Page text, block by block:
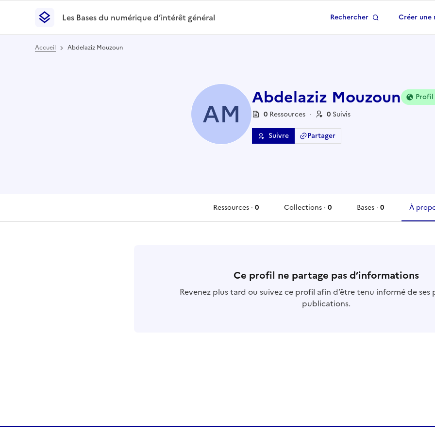
Les Bases du numérique d’intérêt général- Retour à la page d'accueil
Les Bases du numérique d’intérêt général
Rechercher Créer une
Accueil Abdelaziz Mouzoun
AM Abdelaziz Mouzoun
0 Ressources · 0 Suivis
Suivre Partager
Ressources · 0
Collections · 0
Bases · 0
À
Ce profil ne partage pas d’informations
Revenez plus tard ou suivez ce profil afin d’être tenu informé de ses
publications.